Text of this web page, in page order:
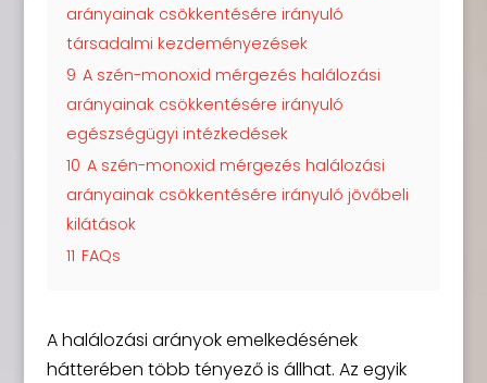
arányainak csökkentésére irányuló
társadalmi kezdeményezések
9 A szén-monoxid mérgezés halálozási
arányainak csökkentésére irányuló
egészségügyi intézkedések
10 A szén-monoxid mérgezés halálozási
arányainak csökkentésére irányuló jövőbeli
kilátások
11 FAQs
A halálozási arányok emelkedésének
hátterében több tényező is állhat. Az egyik